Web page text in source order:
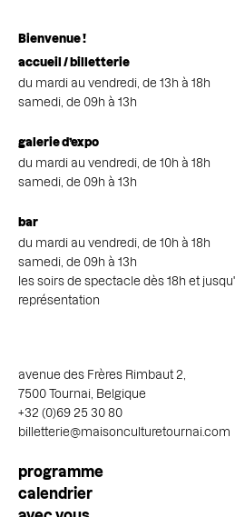
Bienvenue !
accueil / billetterie
du mardi au vendredi, de 13h à 18h
samedi, de 09h à 13h
galerie d’expo
du mardi au vendredi, de 10h à 18h
samedi, de 09h à 13h
bar
du mardi au vendredi, de 10h à 18h
samedi, de 09h à 13h
les soirs de spectacle dès 18h et
représentation
avenue des Frères Rimbaut 2,
7500 Tournai, Belgique
+32 (0)69 25 30 80
billetterie@maisonculturetournai.com
Navigation
principale
programme
calendrier